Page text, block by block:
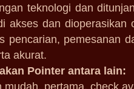
teknologi dan
akses dan dioperasikan
pencarian, pemesanan
akurat.
Pointer antara lain:
mudah. pertama, check